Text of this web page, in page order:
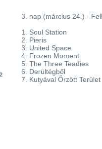
3. nap (március 24.) -
1. Soul Station
2. Pieris
3. United Space
4. Frozen Moment
5. The Three Teadies
6. Derültégből
7. Kutyával Őrzött Terület